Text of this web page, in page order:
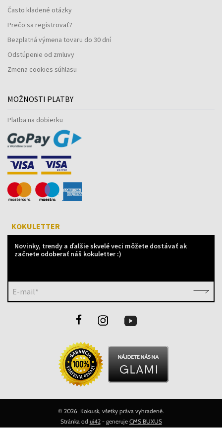
Často kladené otázky
Prečo sa registrovať?
Bezplatná výmena tovaru do 30 dní
Odstúpenie od zmluvy
Zmena cookies súhlasu
MOŽNOSTI PLATBY
Platba na dobierku
KOKULETTER
Novinky, trendy a ďalšie skvelé veci môžete dostávať ak
začnete odoberať náš kokuletter :)
E-mail*
© 2026 Koku.sk, všetky práva vyhradené.
Stránka od ui42- generuje CMS BUXUS